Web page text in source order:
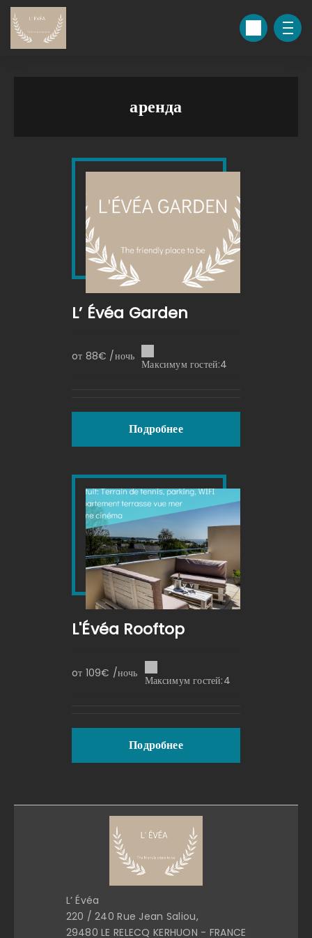
аренда
L’ Évéa Garden
oт 88€ /ночь
Максимум гостей:4
Подробнее
L'Évéa Rooftop
oт 109€ /ночь
Максимум гостей:4
Подробнее
L’ Évéa
220 / 240 Rue Jean Saliou,
29480 LE RELECQ KERHUON - FRANCE